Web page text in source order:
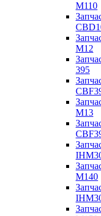
M110
M12
395
M13
M140